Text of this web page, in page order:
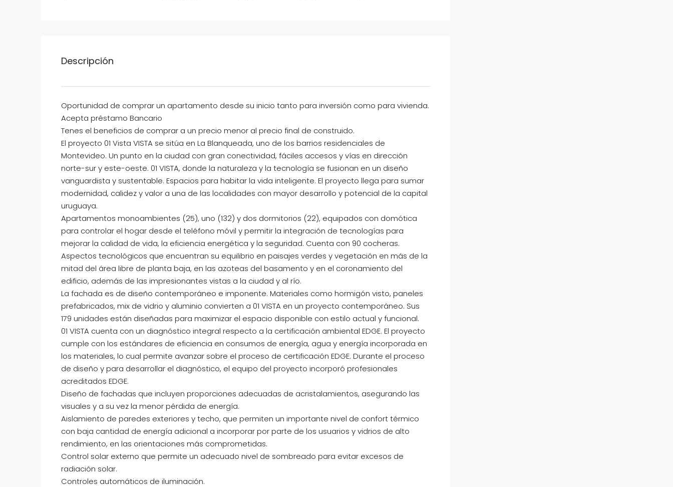
Descripción
Oportunidad de comprar un apartamento desde su inicio tanto para inversión como para vivienda.
Acepta préstamo Bancario
Tenes el beneficios de comprar a un precio menor al precio final de construido.
El proyecto 01 Vista VISTA se sitúa en La Blanqueada, uno de los barrios residenciales de
Montevideo. Un punto en la ciudad con gran conectividad, fáciles accesos y vías en dirección
norte-sur y este-oeste. 01 VISTA, donde la naturaleza y la tecnología se fusionan en un diseño
vanguardista y sustentable. Espacios para habitar la vida inteligente. El proyecto llega para sumar
modernidad, calidez y valor a una de las localidades con mayor desarrollo y potencial de la capital
uruguaya.
Apartamentos monoambientes (25), uno (132) y dos dormitorios (22), equipados con domótica
para controlar el hogar desde el teléfono móvil y permitir la integración de tecnologías para
mejorar la calidad de vida, la eficiencia energética y la seguridad. Cuenta con 90 cocheras.
Aspectos tecnológicos que encuentran su equilibrio en paisajes verdes y vegetación en más de la
mitad del área libre de planta baja, en las azoteas del basamento y en el coronamiento del
edificio, además de las impresionantes vistas a la ciudad y al río.
La fachada es de diseño contemporáneo e imponente. Materiales como hormigón visto, paneles
prefabricados, mix de vidrio y aluminio convierten a 01 VISTA en un proyecto contemporáneo. Sus
179 unidades están diseñadas para maximizar el espacio disponible con estilo actual y funcional.
01 VISTA cuenta con un diagnóstico integral respecto a la certificación ambiental EDGE. El proyecto
cumple con los estándares de eficiencia en consumos de energía, agua y energía incorporada en
los materiales, lo cual permite avanzar sobre el proceso de certificación EDGE. Durante el proceso
de diseño y para desarrollar el diagnóstico, el equipo del proyecto incorporó profesionales
acreditados EDGE.
Diseño de fachadas que incluyen proporciones adecuadas de acristalamientos, asegurando las
visuales y a su vez la menor pérdida de energía.
Aislamiento de paredes exteriores y techo, que permiten un importante nivel de confort térmico
con baja cantidad de energía adicional a incorporar por parte de los usuarios y vidrios de alto
rendimiento, en las orientaciones más comprometidas.
Control solar externo que permite un adecuado nivel de sombreado para evitar excesos de
radiación solar.
Controles automáticos de iluminación.